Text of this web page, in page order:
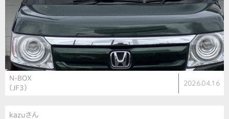
N-BOX
（JF3）
2026.04.16
kazuさん